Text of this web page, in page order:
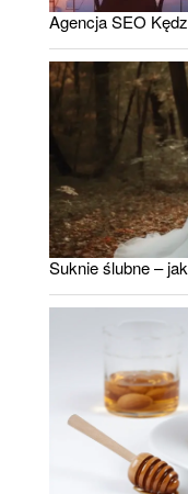
Agencja SEO
Suknie ślubne –